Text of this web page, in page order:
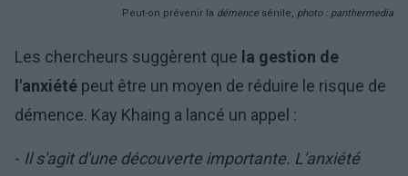
Peut-on prévenir la démence sénile, photo : panthermedia
Les chercheurs suggèrent que la gestion de
l'anxiété peut être un moyen de réduire le risque de
démence. Kay Khaing a lancé un appel :
- Il s'agit d'une découverte importante. L'anxiété